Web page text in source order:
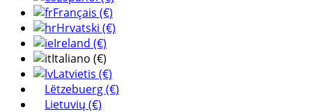
Français (€)
Hrvatski (€)
Ireland (€)
Italiano (€)
Latvietis (€)
Lëtzebuerg (€)
Lietuvių (€)